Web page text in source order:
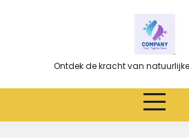
Ontdek de kracht van